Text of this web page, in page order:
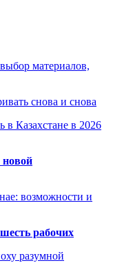
материалов,
снова и снова
в Казахстане в 2026
новой
возможности и
рабочих
разумной